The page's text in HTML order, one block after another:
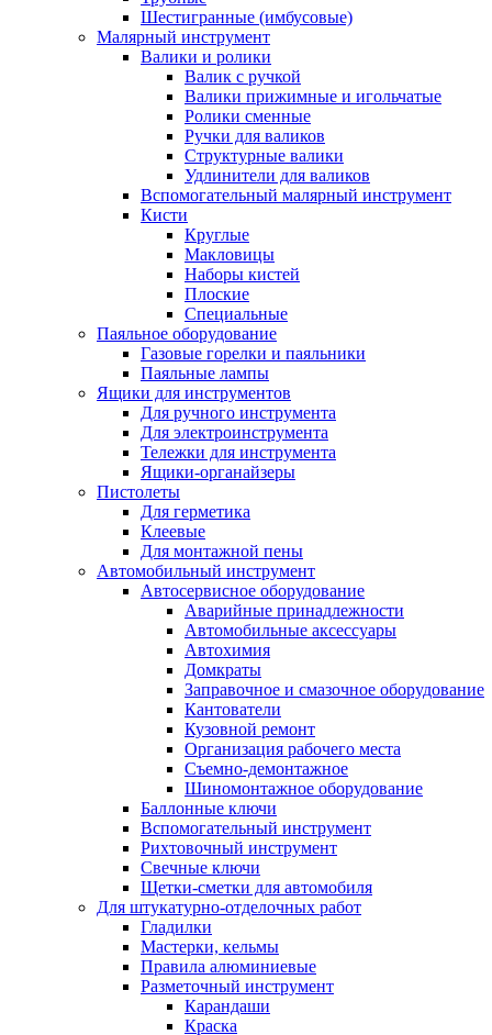
Шестигранные (имбусовые)
Малярный инструмент
Валики и ролики
Валик с ручкой
Валики прижимные и игольчатые
Ролики сменные
Ручки для валиков
Структурные валики
Удлинители для валиков
Вспомогательный малярный инструмент
Кисти
Круглые
Макловицы
Наборы кистей
Плоские
Специальные
Паяльное оборудование
Газовые горелки и паяльники
Паяльные лампы
Ящики для инструментов
Для ручного инструмента
Для электроинструмента
Тележки для инструмента
Ящики-органайзеры
Пистолеты
Для герметика
Клеевые
Для монтажной пены
Автомобильный инструмент
Автосервисное оборудование
Аварийные принадлежности
Автомобильные аксессуары
Автохимия
Домкраты
Заправочное и смазочное оборудование
Кантователи
Кузовной ремонт
Организация рабочего места
Съемно-демонтажное
Шиномонтажное оборудование
Баллонные ключи
Вспомогательный инструмент
Рихтовочный инструмент
Свечные ключи
Щетки-сметки для автомобиля
Для штукатурно-отделочных работ
Гладилки
Мастерки, кельмы
Правила алюминиевые
Разметочный инструмент
Карандаши
Краска